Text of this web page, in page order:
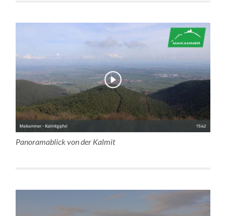
Panoramablick von der Kalmit